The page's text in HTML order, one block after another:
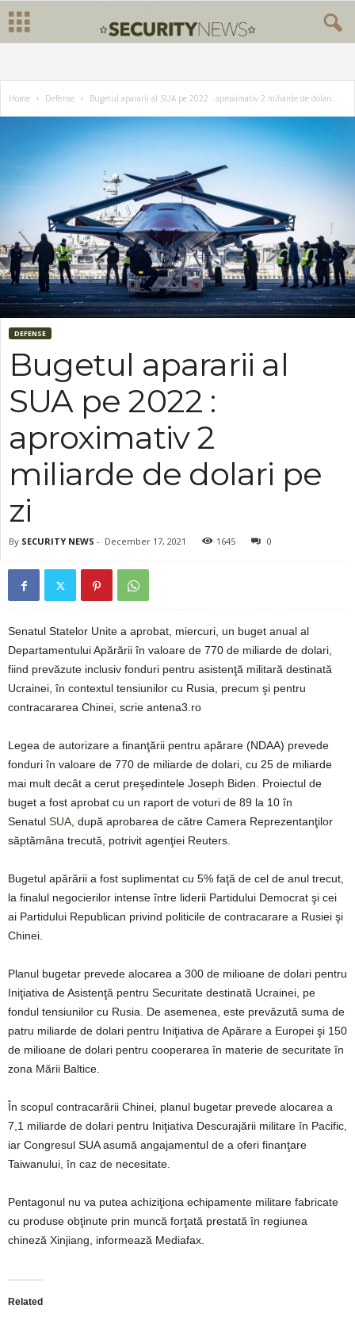
Home Defense Bugetul apararii al SUA pe 2022 : aproximativ 2 miliarde de dolari...
DEFENSE
Bugetul apararii al
SUA pe 2022 :
aproximativ 2
miliarde de dolari pe
zi
By SECURITY NEWS - December 17, 2021 1645 0
Senatul Statelor Unite a aprobat, miercuri, un buget anual al
Departamentului Apărării în valoare de 770 de miliarde de dolari,
fiind prevăzute inclusiv fonduri pentru asistenţă militară destinată
Ucrainei, în contextul tensiunilor cu Rusia, precum şi pentru
contracararea Chinei, scrie antena3.ro
Legea de autorizare a finanţării pentru apărare (NDAA) prevede
fonduri în valoare de 770 de miliarde de dolari, cu 25 de miliarde
mai mult decât a cerut preşedintele Joseph Biden. Proiectul de
buget a fost aprobat cu un raport de voturi de 89 la 10 în
Senatul SUA, după aprobarea de către Camera Reprezentanţilor
săptămâna trecută, potrivit agenţiei Reuters.
Bugetul apărării a fost suplimentat cu 5% faţă de cel de anul trecut,
la finalul negocierilor intense între liderii Partidului Democrat şi cei
ai Partidului Republican privind politicile de contracarare a Rusiei şi
Chinei.
Planul bugetar prevede alocarea a 300 de milioane de dolari pentru
Iniţiativa de Asistenţă pentru Securitate destinată Ucrainei, pe
fondul tensiunilor cu Rusia. De asemenea, este prevăzută suma de
patru miliarde de dolari pentru Iniţiativa de Apărare a Europei şi 150
de milioane de dolari pentru cooperarea în materie de securitate în
zona Mării Baltice.
În scopul contracarării Chinei, planul bugetar prevede alocarea a
7,1 miliarde de dolari pentru Iniţiativa Descurajării militare în Pacific,
iar Congresul SUA asumă angajamentul de a oferi finanţare
Taiwanului, în caz de necesitate.
Pentagonul nu va putea achiziţiona echipamente militare fabricate
cu produse obţinute prin muncă forţată prestată în regiunea
chineză Xinjiang, informează Mediafax.
Related